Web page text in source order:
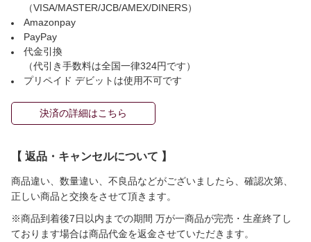
（VISA/MASTER/JCB/AMEX/DINERS）
Amazonpay
PayPay
代金引換
（代引き手数料は全国一律324円です）
プリペイド デビットは使用不可です
決済の詳細はこちら
【 返品・キャンセルについて 】
商品違い、数量違い、不良品などがございましたら、確認次第、
正しい商品と交換をさせて頂きます。
※商品到着後7日以内までの期間 万が一商品が完売・生産終了し
ております場合は商品代金を返金させていただきます。